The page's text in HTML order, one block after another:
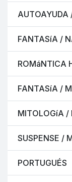
AUTOAYUDA
FANTASíA /
ROMáNTICA
FANTASíA /
MITOLOGíA /
SUSPENSE /
PORTUGUÉS